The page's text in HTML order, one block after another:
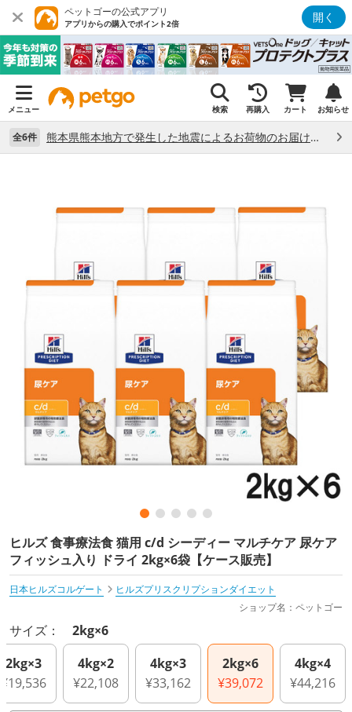
ペットゴーの公式アプリ
アプリからの購入でポイント2倍 開く
メニュー 検索 再購入 カート お知らせ
全6件 熊本県熊本地方で発生した地震によるお荷物のお届け状況について （7/28）
ヒルズ 食事療法食 猫用 c/d シーディー マルチケア 尿ケア
フィッシュ入り ドライ 2kg×6袋【ケース販売】
日本ヒルズコルゲート
ヒルズプリスクリプションダイエット
ショップ名：ペットゴー
サイズ： 2kg×6
2kg×3
¥19,536
4kg×2
¥22,108
4kg×3
¥33,162
2kg×6
¥39,072
4kg×4
¥44,216